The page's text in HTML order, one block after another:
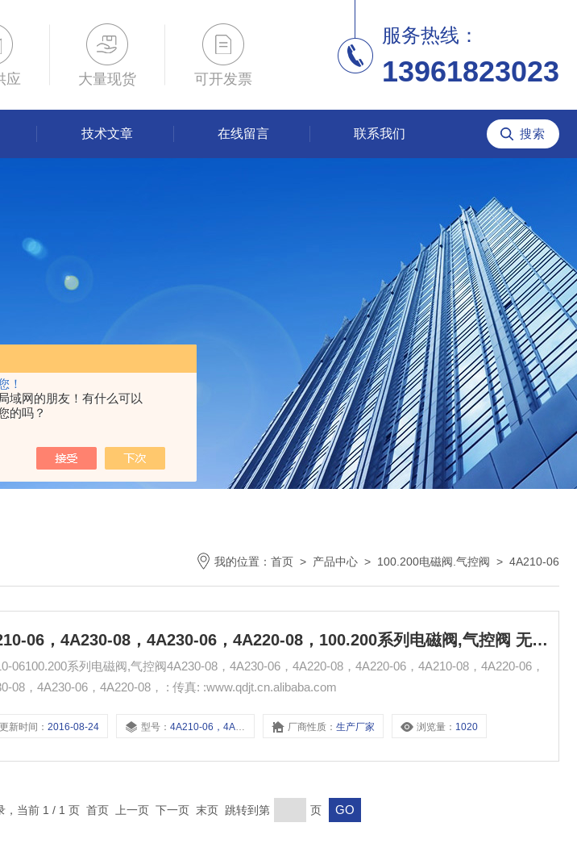
！
域网的朋友！有什么可以
的吗？
应 大量现货 可开发票
服务热线：
13961823023
技术文章 在线留言 联系我们
我的位置： 首页 > 产品中心 > 100.200电磁阀.气控阀 > 4A210-06
4A210-06，4A230-08，4A230-06，4A220-08，100.200系列电磁阀,气控阀 无锡市气动元件总厂
06100.200系列电磁阀,气控阀4A230-08，4A230-06，4A220-08，4A220-06，4A210-08，4A220-06，
4A230-08，4A230-06，4A220-08， : 传真: :www.qdjt.cn.alibaba.com
更新时间：2016-08-24 型号：4A210-06，4A230-08，4A230-06，4A220-08， 厂商性质：生产厂家 浏览量： 1020
，当前 1 / 1 页 首页 上一页 下一页 末页 跳转到第 页